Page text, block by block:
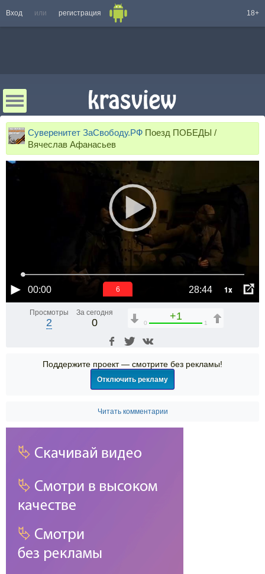
Вход или регистрация 18+
Суверенитет ЗаСвободу.РФ Поезд ПОБЕДЫ /
Вячеслав Афанасьев
00:00 28:44 1x
6
Просмотры
2
За сегодня
0
+1
0 1
Поддержите проект — смотрите без рекламы!
Отключить рекламу
Читать комментарии